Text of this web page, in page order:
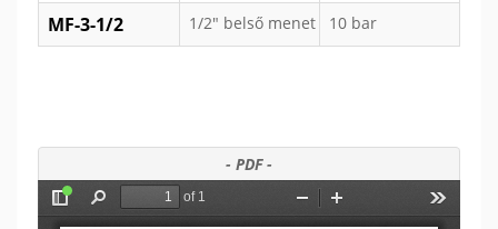
MF-3-1/2 1/2" belső menet 10 bar